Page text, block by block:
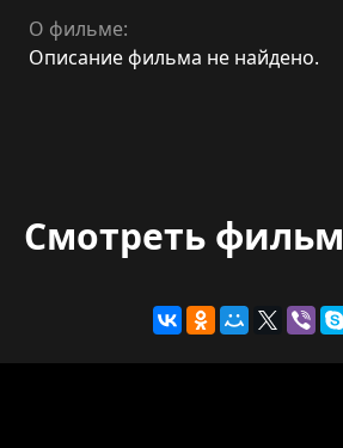
О фильме:
Описание фильма не найдено.
Смотреть фильм